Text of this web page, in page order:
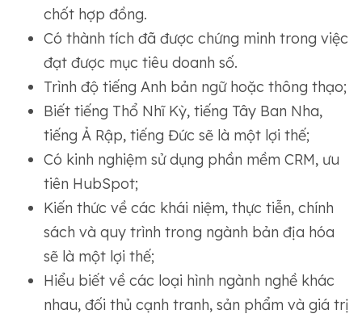
chốt hợp đồng.
Có thành tích đã được chứng minh trong việc
đạt được mục tiêu doanh số.
Trình độ tiếng Anh bản ngữ hoặc thông thạo;
Biết tiếng Thổ Nhĩ Kỳ, tiếng Tây Ban Nha,
tiếng Ả Rập, tiếng Đức sẽ là một lợi thế;
Có kinh nghiệm sử dụng phần mềm CRM, ưu
tiên HubSpot;
Kiến thức về các khái niệm, thực tiễn, chính
sách và quy trình trong ngành bản địa hóa
sẽ là một lợi thế;
Hiểu biết về các loại hình ngành nghề khác
nhau, đối thủ cạnh tranh, sản phẩm và giá trị